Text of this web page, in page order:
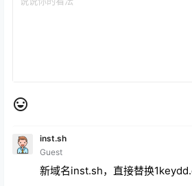
inst.sh
Guest
新域名inst.sh，直接替换